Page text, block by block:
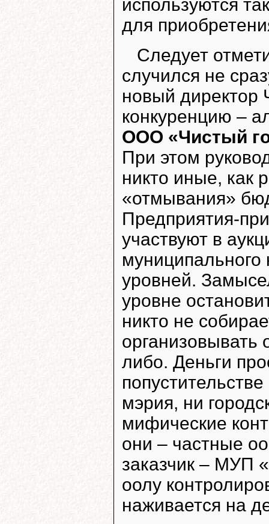
используются
для
Следует
случился не
новый директор
конкуренцию –
ООО «Чистый
При этом
никто иные, как
«отмывания»
Предприятия-
участвуют в
муниципального
уровней.
уровне
никто не
организовывать
либо. Деньги
мэрия, ни
мифические
они – частные
заказчик – МУП
оолу
наживается на